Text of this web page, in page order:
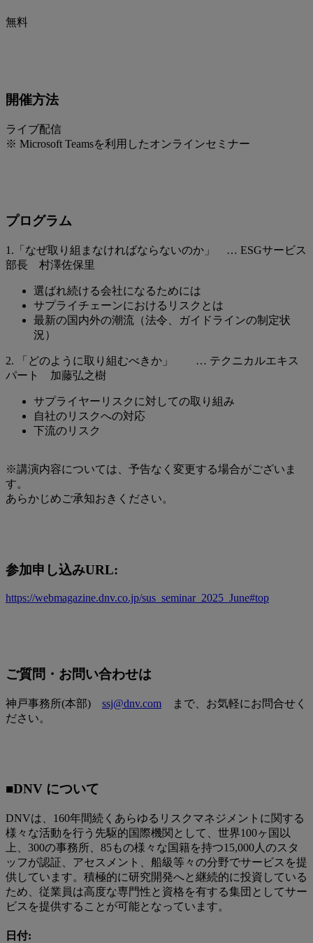
無料
開催方法
ライブ配信
※ Microsoft Teamsを利用したオンラインセミナー
プログラム
1.「なぜ取り組まなければならないのか」 … ESGサービス
部長 村澤佐保里
選ばれ続ける会社になるためには
サプライチェーンにおけるリスクとは
最新の国内外の潮流（法令、ガイドラインの制定状
況）
2. 「どのように取り組むべきか」 … テクニカルエキス
パート 加藤弘之樹
サプライヤーリスクに対しての取り組み
自社のリスクへの対応
下流のリスク
※講演内容については、予告なく変更する場合がございま
す。
あらかじめご承知おきください。
参加申し込みURL:
https://webmagazine.dnv.co.jp/sus_seminar_2025_June#top
ご質問・お問い合わせは
神戸事務所(本部) ssj@dnv.com まで、お気軽にお問合せく
ださい。
■DNV について
DNVは、160年間続くあらゆるリスクマネジメントに関する
様々な活動を行う先駆的国際機関として、世界100ヶ国以
上、300の事務所、85もの様々な国籍を持つ15,000人のスタ
ッフが認証、アセスメント、船級等々の分野でサービスを提
供しています。積極的に研究開発へと継続的に投資している
ため、従業員は高度な専門性と資格を有する集団としてサー
ビスを提供することが可能となっています。
日付: